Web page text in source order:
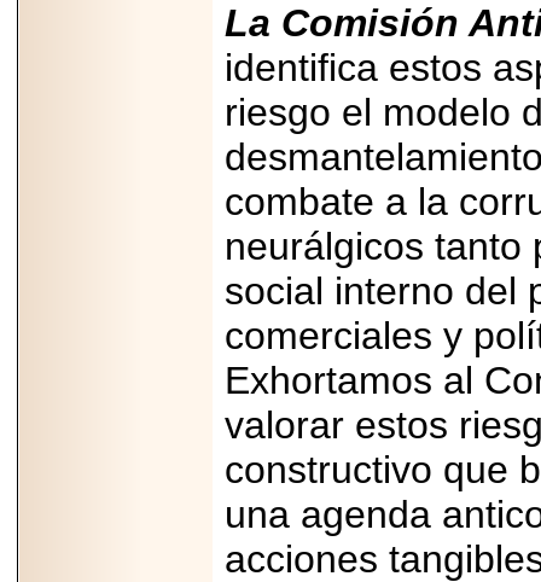
La Comisión
identifica estos
riesgo el modelo
combate a la
neurálgicos tanto
social interno del
comerciales y
Exhortamos al
valorar estos
constructivo que
una agenda
acciones